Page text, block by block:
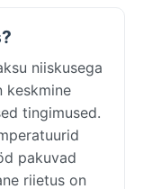
niiskusega
keskmine
tingimused.
pakuvad
riietus on